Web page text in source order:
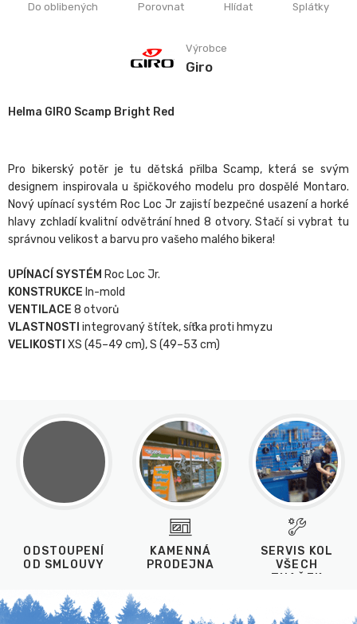
Výrobce
Giro
Do oblibených Porovnat Hlídat Splátky
Helma GIRO Scamp Bright Red
Pro bikerský potěr je tu dětská přilba Scamp, která se svým
designem inspirovala u špičkového modelu pro dospělé Montaro.
Nový upínací systém Roc Loc Jr zajistí bezpečné usazení a horké
hlavy zchladí kvalitní odvětrání hned 8 otvory. Stačí si vybrat tu
správnou velikost a barvu pro vašeho malého bikera!
UPÍNACÍ SYSTÉM Roc Loc Jr.
KONSTRUKCE In-mold
VENTILACE 8 otvorů
VLASTNOSTI integrovaný štítek, síťka proti hmyzu
VELIKOSTI XS (45–49 cm), S (49–53 cm)
ODSTOUPENÍ
OD SMLOUVY
KAMENNÁ
PRODEJNA
SERVIS KOL
VŠECH
ZNAČEK